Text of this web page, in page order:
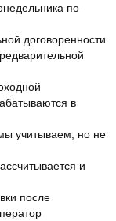
по
договоренности
в
учитываем, но не
и
после